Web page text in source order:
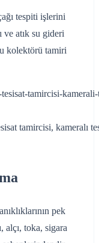
tespiti işlerini
ve atık su gideri
kolektörü tamiri
tamircisi, kameralı
pek
alçı, toka, sigara